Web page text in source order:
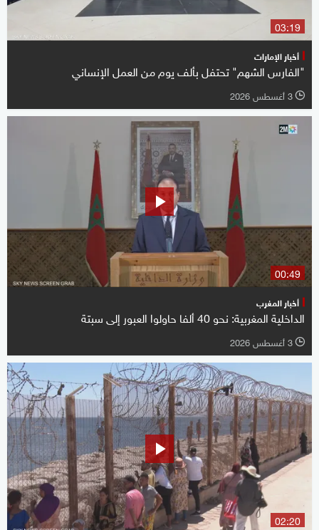
03:19
أخبار الإمارات
"الفارس الشهم" تحتفل بألف يوم من العمل الإنساني
l 3 أغسطس 2026
00:49
أخبار المغرب
الداخلية المغربية: نحو 40 ألفا حاولوا العبور إلى سبتة
l 3 أغسطس 2026
02:20